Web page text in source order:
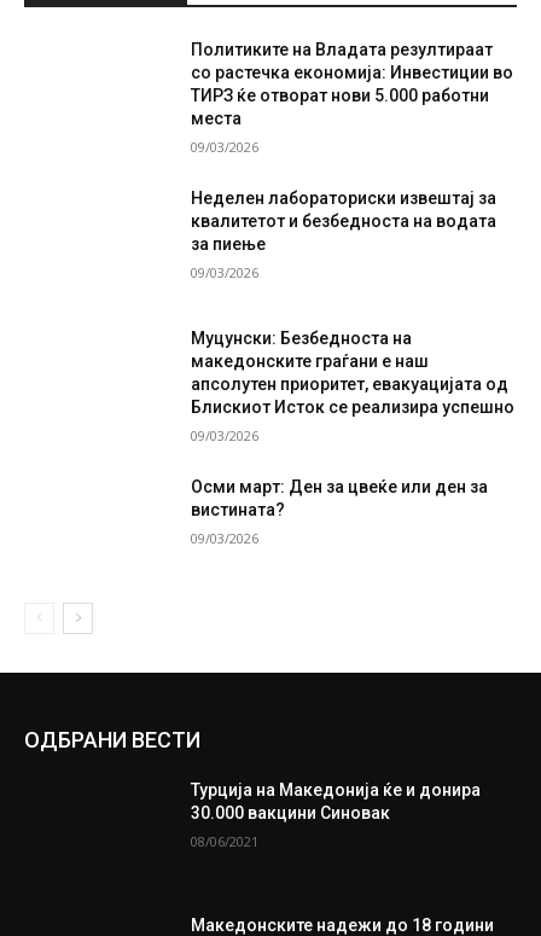
Политиките на Владата резултираат
со растечка економија: Инвестиции во
ТИРЗ ќе отворат нови 5.000 работни
места
09/03/2026
Неделен лабораториски извештај за
квалитетот и безбедноста на водата
за пиење
09/03/2026
Муцунски: Безбедноста на
македонските граѓани е наш
апсолутен приоритет, евакуацијата од
Блискиот Исток се реализира успешно
09/03/2026
Осми март: Ден за цвеќе или ден за
вистината?
09/03/2026
ОДБРАНИ ВЕСТИ
Турција на Македонија ќе и донира
30.000 вакцини Синовак
08/06/2021
Македонските надежи до 18 години